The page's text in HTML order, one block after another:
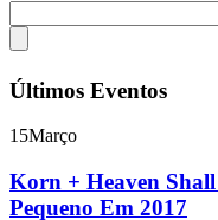
Últimos Eventos
15Março
Korn + Heaven
Pequeno Em 2017